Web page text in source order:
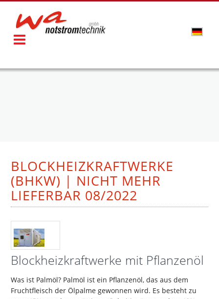
BLOCKHEIZKRAFTWERKE
(BHKW) | NICHT MEHR
LIEFERBAR 08/2022
Blockheizkraftwerke mit Pflanzenöl
Was ist Palmöl? Palmöl ist ein Pflanzenöl, das aus dem
Fruchtfleisch der Ölpalme gewonnen wird. Es besteht zu